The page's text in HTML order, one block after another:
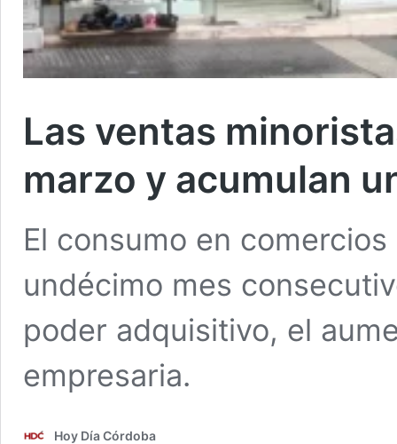
Las ventas
marzo y acumulan
El consumo en
undécimo mes
poder adquisitivo, el
empresaria.
Hoy Día Córdoba